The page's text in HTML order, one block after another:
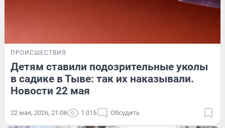
ПРОИСШЕСТВИЯ
Детям ставили подозрительные уколы
в садике в Тыве: так их наказывали.
Новости 22 мая
22 мая, 2026, 21:08 1 015 Обсудить